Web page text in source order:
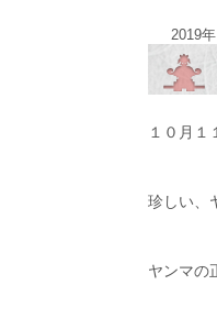
2019
１０月１
珍しい、
ヤンマの